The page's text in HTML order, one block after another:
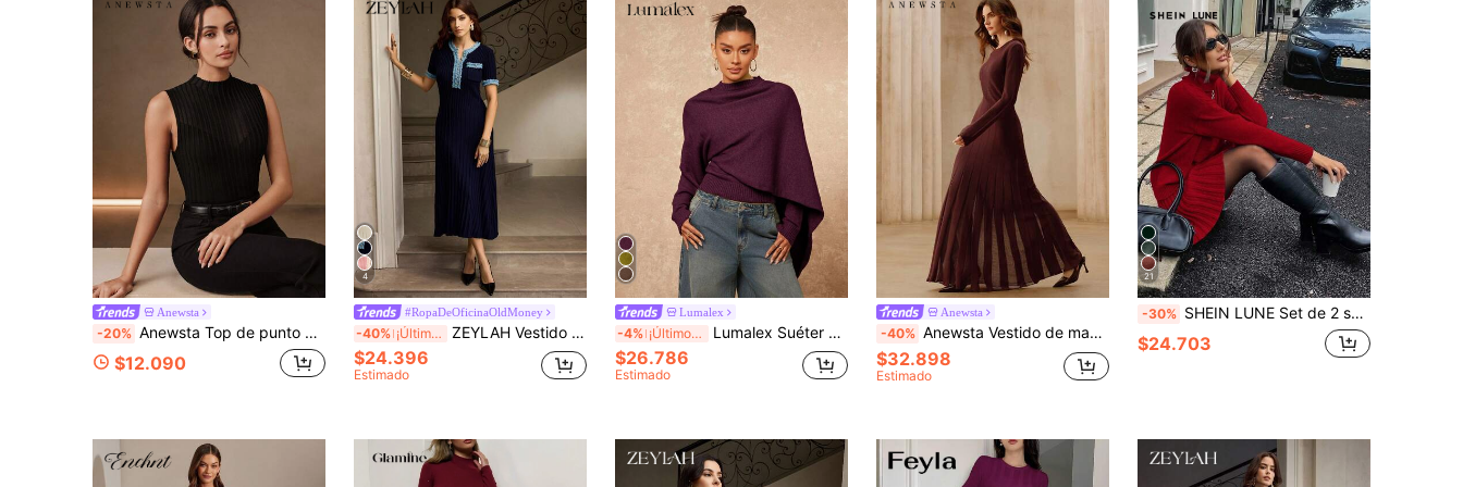
Anewsta
-20% Anewsta Top de punto corto ajustado para mujer, estilo francés de verano, cuello alto, sin mangas, hombros descubiertos, con patchwork de malla calada
$12.090
4
#RopaDeOficinaOldMoney
-40% ¡Últimos 3 días ZEYLAH Vestido largo con cintura ceñida y fragancia de otoño/invierno
$24.396
Estimado
Lumalex
-4% ¡Últimos 3 días Lumalex Suéter de cuello alto, cintura ceñida y manga larga ajustado para mujer
$26.786
Estimado
Anewsta
-40% Anewsta Vestido de manga larga de organza transparente para mujer, diseño elegante
$32.898
Estimado
21
-30% SHEIN LUNE Set de 2 suéteres de cuello alto de punto gris para mujer
$24.703